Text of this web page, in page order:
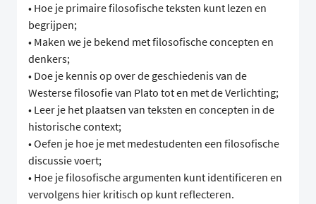
• Hoe je primaire filosofische teksten kunt lezen en
begrijpen;
• Maken we je bekend met filosofische concepten en
denkers;
• Doe je kennis op over de geschiedenis van de
Westerse filosofie van Plato tot en met de Verlichting;
• Leer je het plaatsen van teksten en concepten in de
historische context;
• Oefen je hoe je met medestudenten een filosofische
discussie voert;
• Hoe je filosofische argumenten kunt identificeren en
vervolgens hier kritisch op kunt reflecteren.